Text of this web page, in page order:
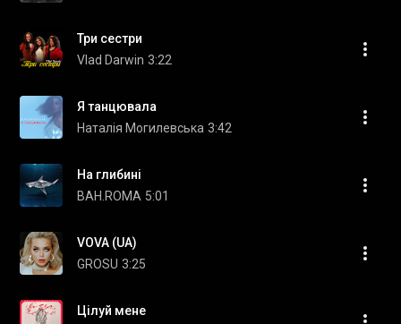
Три сестри
Vlad Darwin 3:22
Я танцювала
Наталія Могилевська 3:42
На глибині
BAH.ROMA 5:01
VOVA (UA)
GROSU 3:25
Цілуй мене